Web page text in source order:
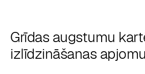
Grīdas augstumu
izlīdzināšanas